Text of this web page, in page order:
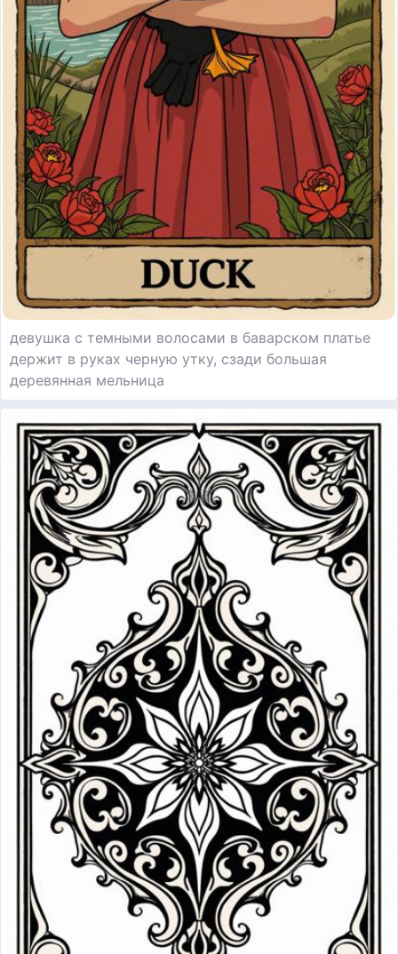
девушка с темными волосами в баварском платье
держит в руках черную утку, сзади большая
деревянная мельница